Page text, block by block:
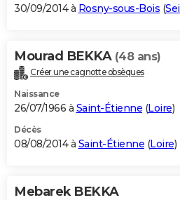
30/09/2014 à Rosny-sous-Bois (
Mourad BEKKA (48 ans)
Créer une cagnotte obsèques
Naissance
26/07/1966 à Saint-Étienne (Loire)
Décès
08/08/2014 à Saint-Étienne (Loire)
Mebarek BEKKA